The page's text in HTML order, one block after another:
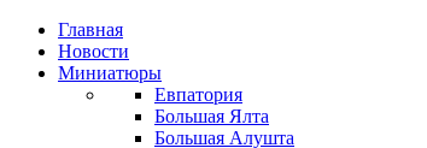
Главная
Новости
Миниатюры
Евпатория
Большая Ялта
Большая Алушта